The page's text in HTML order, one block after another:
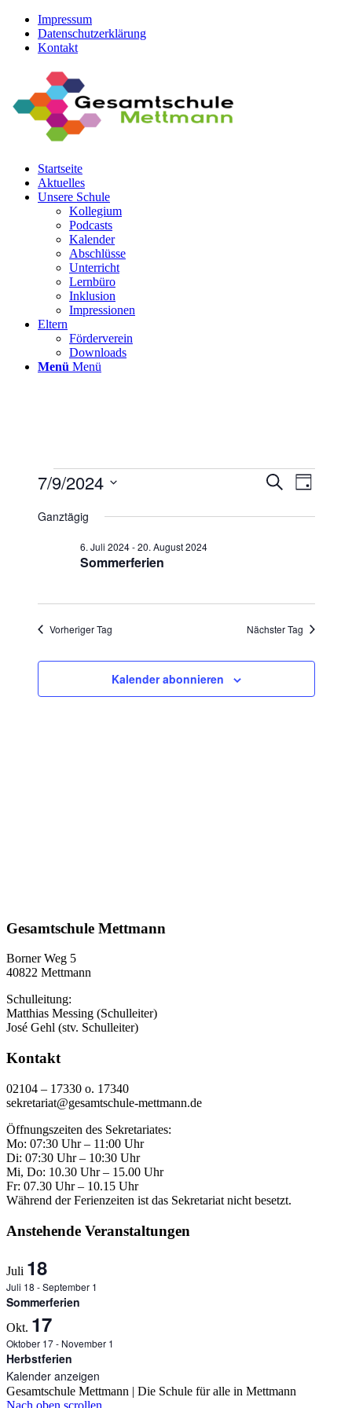
Impressum
Datenschutzerklärung
Kontakt
Startseite
Aktuelles
Unsere Schule
Kollegium
Podcasts
Kalender
Abschlüsse
Unterricht
Lernbüro
Inklusion
Impressionen
Eltern
Förderverein
Downloads
Menü Menü
Veranstaltungen
9.
und
Suche
Tag
7/9/2024
wählen.
Ganztägig
Sommerferien
6. Juli 2024-20. August 2024
Vorheriger Tag Nächster Tag
Kalender abonnieren
Gesamtschule Mettmann
Borner Weg 5
40822 Mettmann
Schulleitung:
Matthias Messing (Schulleiter)
José Gehl (stv. Schulleiter)
Kontakt
02104 – 17330 o. 17340
sekretariat@gesamtschule-mettmann.de
Öffnungszeiten des Sekretariates:
Mo: 07:30 Uhr – 11:00 Uhr
Di: 07:30 Uhr – 10:30 Uhr
Mi, Do: 10.30 Uhr – 15.00 Uhr
Fr: 07.30 Uhr – 10.15 Uhr
Während der Ferienzeiten ist das Sekretariat nicht besetzt.
Anstehende Veranstaltungen
Juli 18
Juli 18 -September 1
Sommerferien
Okt. 17
Oktober 17- November 1
Herbstferien
Kalender anzeigen
Gesamtschule Mettmann | Die Schule für alle in Mettmann